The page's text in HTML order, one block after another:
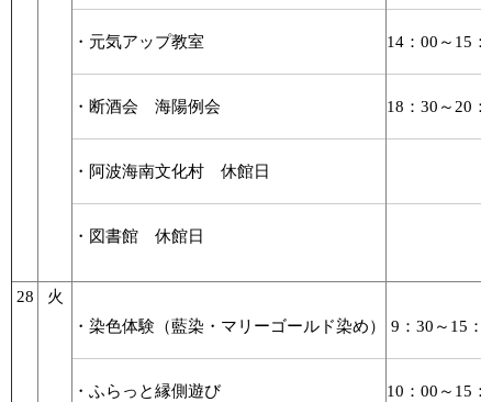
・元気アップ教室
・断酒会 海陽例会
・阿波海南文化村 休館日
・図書館 休館日
14：00～15：
18：30～20：
28
火
・染色体験（藍染・マリーゴールド染め）
・ふらっと縁側遊び
9：30～15：
10：00～15：